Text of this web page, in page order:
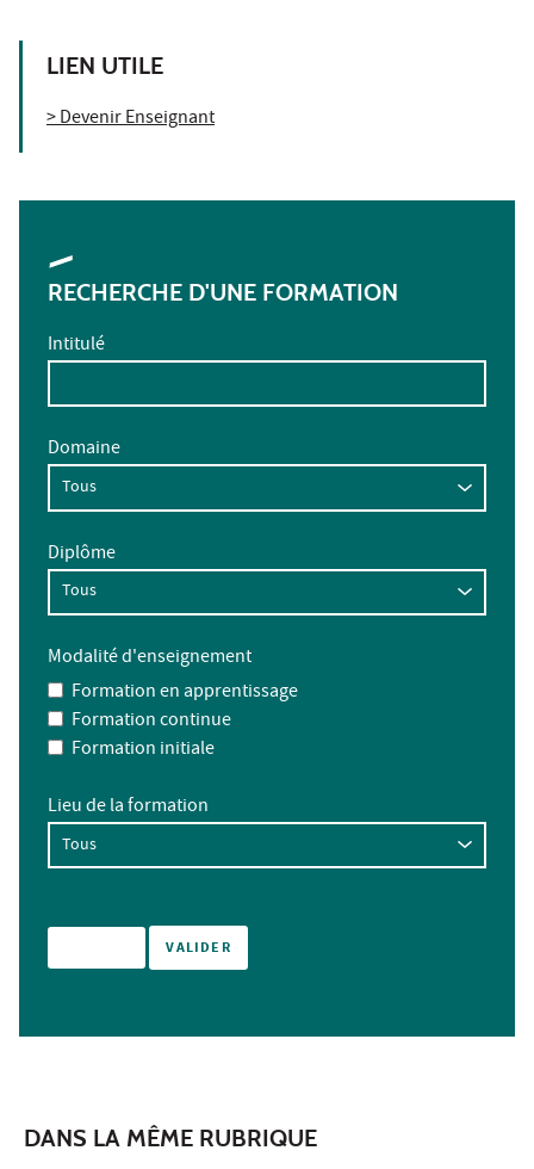
LIEN UTILE
> Devenir Enseignant
RECHERCHE D'UNE FORMATION
Intitulé
Domaine
Diplôme
Modalité d'enseignement
Formation en apprentissage
Formation continue
Formation initiale
Lieu de la formation
DANS LA MÊME RUBRIQUE